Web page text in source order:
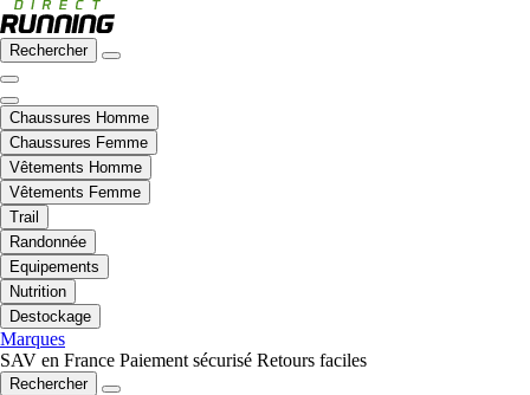
Rechercher
Chaussures Homme
Chaussures Femme
Vêtements Homme
Vêtements Femme
Trail
Randonnée
Equipements
Nutrition
Destockage
Marques
SAV en France Paiement sécurisé Retours faciles
Rechercher